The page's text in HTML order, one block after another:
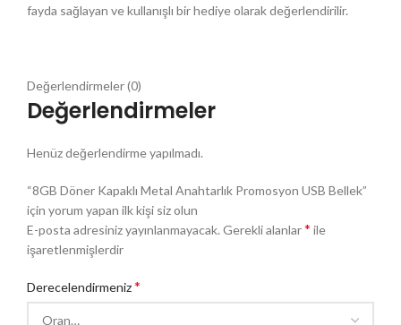
fayda sağlayan ve kullanışlı bir hediye olarak değerlendirilir.
Değerlendirmeler (0)
Değerlendirmeler
Henüz değerlendirme yapılmadı.
“8GB Döner Kapaklı Metal Anahtarlık Promosyon USB Bellek”
için yorum yapan ilk kişi siz olun
E-posta adresiniz yayınlanmayacak.Gerekli alanlar* ile
işaretlenmişlerdir
Derecelendirmeniz*